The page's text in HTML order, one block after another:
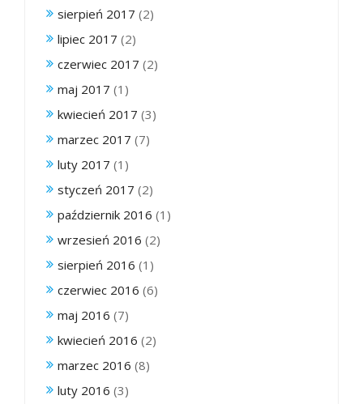
sierpień 2017 (2)
lipiec 2017 (2)
czerwiec 2017 (2)
maj 2017 (1)
kwiecień 2017 (3)
marzec 2017 (7)
luty 2017 (1)
styczeń 2017 (2)
październik 2016 (1)
wrzesień 2016 (2)
sierpień 2016 (1)
czerwiec 2016 (6)
maj 2016 (7)
kwiecień 2016 (2)
marzec 2016 (8)
luty 2016 (3)